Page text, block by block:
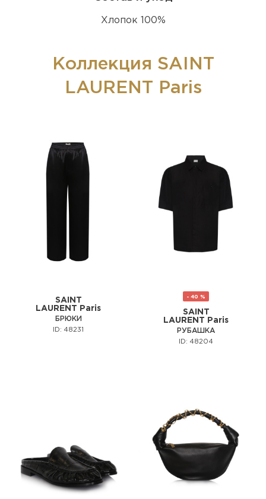
Хлопок 100%
Коллекция SAINT
LAURENT Paris
SAINT
LAURENT Paris
БРЮКИ
ID: 48231
- 40 %
SAINT
LAURENT Paris
РУБАШКА
ID: 48204